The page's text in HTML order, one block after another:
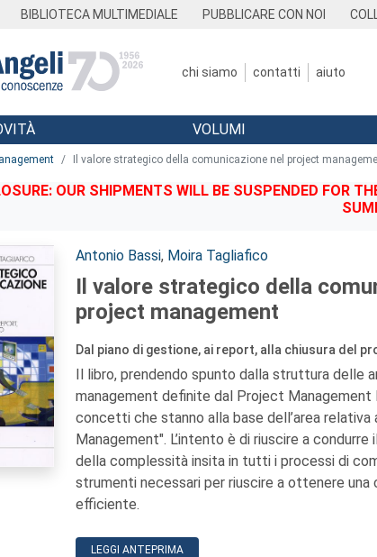
BIBLIOTECA MULTIMEDIALE PUBBLICARE CON NOI
chi siamo contatti aiuto
VOLUMI
Il valore strategico della comunicazione nel project
OUR SHIPMENTS WILL BE SUSPENDED FOR
Autori:
Antonio Bassi, Moira Tagliafico
Il valore strategico della
project management
Dal piano di gestione, ai report, alla chiusura del
Il libro, prendendo spunto dalla struttura delle
management definite dal Project
concetti che stanno alla base dell’area relativa
Management". L’intento è di riuscire a
della complessità insita in tutti i processi di
strumenti necessari per riuscire a ottenere una
efficiente.
LEGGI ANTEPRIMA